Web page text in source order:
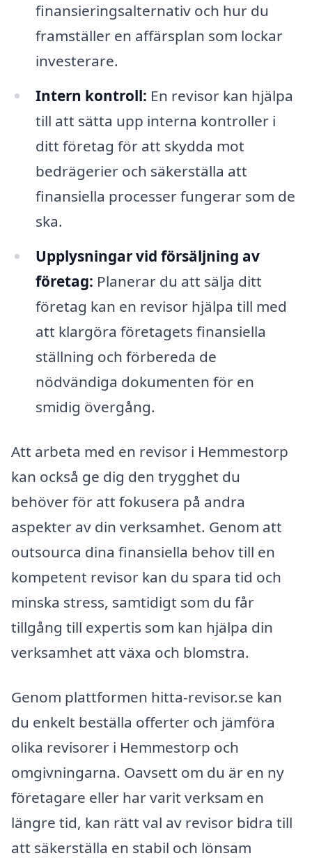
finansieringsalternativ och hur du
framställer en affärsplan som lockar
investerare.
Intern kontroll: En revisor kan hjälpa
till att sätta upp interna kontroller i
ditt företag för att skydda mot
bedrägerier och säkerställa att
finansiella processer fungerar som de
ska.
Upplysningar vid försäljning av
företag: Planerar du att sälja ditt
företag kan en revisor hjälpa till med
att klargöra företagets finansiella
ställning och förbereda de
nödvändiga dokumenten för en
smidig övergång.
Att arbeta med en revisor i Hemmestorp
kan också ge dig den trygghet du
behöver för att fokusera på andra
aspekter av din verksamhet. Genom att
outsourca dina finansiella behov till en
kompetent revisor kan du spara tid och
minska stress, samtidigt som du får
tillgång till expertis som kan hjälpa din
verksamhet att växa och blomstra.
Genom plattformen hitta-revisor.se kan
du enkelt beställa offerter och jämföra
olika revisorer i Hemmestorp och
omgivningarna. Oavsett om du är en ny
företagare eller har varit verksam en
längre tid, kan rätt val av revisor bidra till
att säkerställa en stabil och lönsam